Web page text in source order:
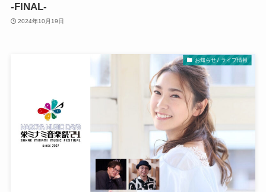
‐FINAL-
2024年10月19日
お知らせ / ライブ情報